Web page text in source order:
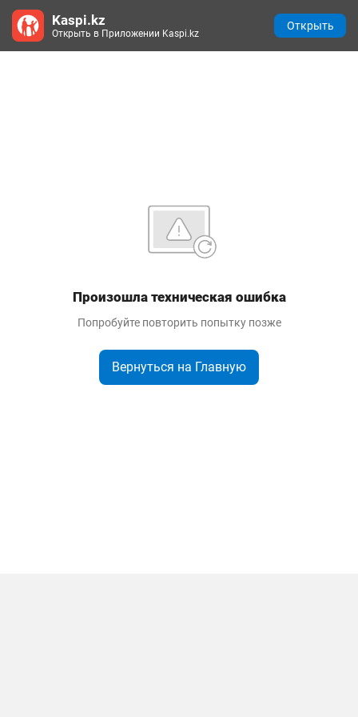
Произошла техническая ошибка
Попробуйте повторить попытку позже
Вернуться на Главную
Kaspi.kz
Открыть в Приложении Kaspi.kz
Открыть